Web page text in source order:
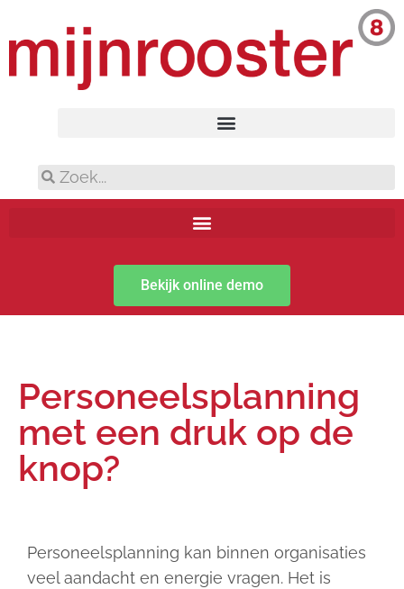
Bekijk online demo
Personeelsplanning
met een druk op de
knop?
Personeelsplanning kan binnen organisaties
veel aandacht en energie vragen. Het is